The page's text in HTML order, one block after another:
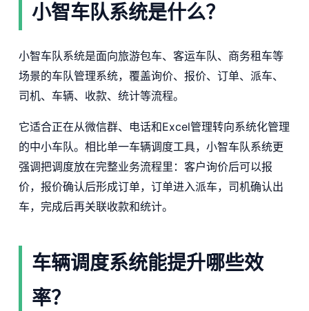
小智车队系统是什么？
小智车队系统是面向旅游包车、客运车队、商务租车等
场景的车队管理系统，覆盖询价、报价、订单、派车、
司机、车辆、收款、统计等流程。
它适合正在从微信群、电话和Excel管理转向系统化管理
的中小车队。相比单一车辆调度工具，小智车队系统更
强调把调度放在完整业务流程里：客户询价后可以报
价，报价确认后形成订单，订单进入派车，司机确认出
车，完成后再关联收款和统计。
车辆调度系统能提升哪些效
率？